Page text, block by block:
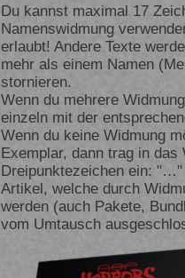
Du kannst maximal 17
Namenswidmung
erlaubt! Andere Texte
mehr als einem Namen
stornieren.
Wenn du mehrere
einzeln mit der
Wenn du keine Widmung
Exemplar, dann trag in
Dreipunktezeichen ein: "…"
Artikel, welche durch
werden (auch Pakete,
vom Umtausch